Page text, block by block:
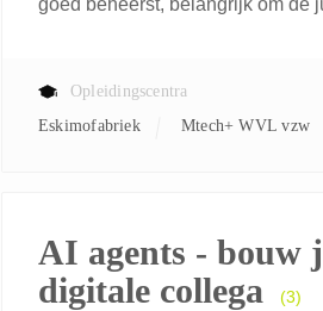
goed beheerst, belangrijk om de
Opleidingscentra
Eskimofabriek
Mtech+ WVL vzw
AI agents - bouw
digitale collega
(3)